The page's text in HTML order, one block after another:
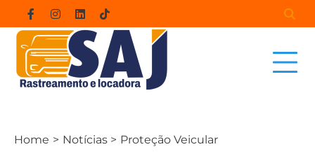
to
content
Facebook
Instagram
Linkedin
Tiktok
Home Notícias Proteção Veicular